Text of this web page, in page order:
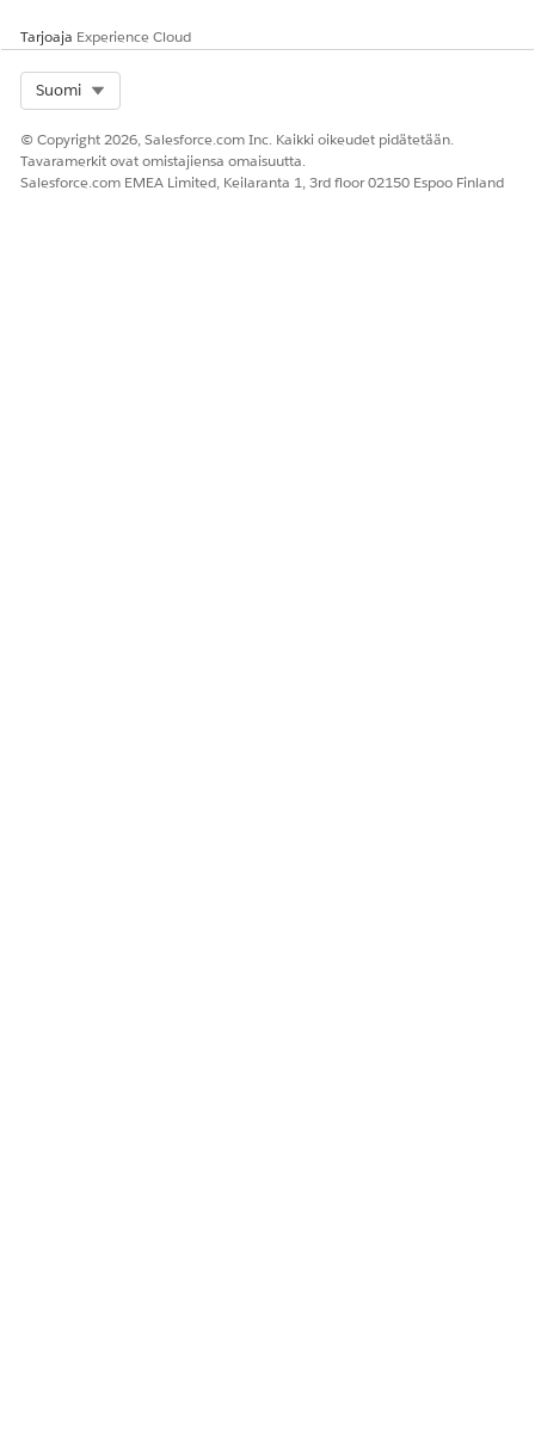
RATKAISIKO TÄMÄ ARTIKKELI ONGELMASI?
Anna palautetta, jotta voimme kehittyä!
Tarjoaja Experience Cloud
Suomi
© Copyright 2026, Salesforce.com Inc. Kaikki oikeudet pidätetään.
Tavaramerkit ovat omistajiensa omaisuutta.
Salesforce.com EMEA Limited, Keilaranta 1, 3rd floor 02150 Espoo Finland